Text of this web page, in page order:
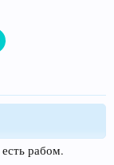
рабом.